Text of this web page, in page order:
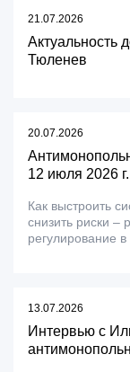
21.07.2026
Актуальность
Тюленев
20.07.2026
12 июля 2026 г.
Как выстроить
снизить риски –
регулирование в
13.07.2026
Интервью с